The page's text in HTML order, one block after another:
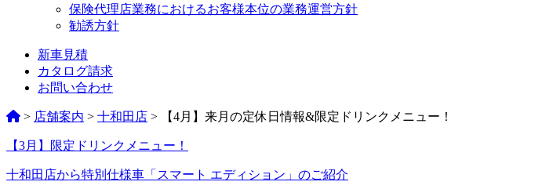
保険代理店業務におけるお客様本位の業務運営方針
勧誘方針
新車見積
カタログ請求
お問い合わせ
> 店舗案内 > 十和田店 > 【4月】来月の定休日情報&限定ドリンクメニュー！
ペ
ー
【3月】限定ドリンクメニュー！
十和田店から特別仕様車「スマート エディション」のご紹介